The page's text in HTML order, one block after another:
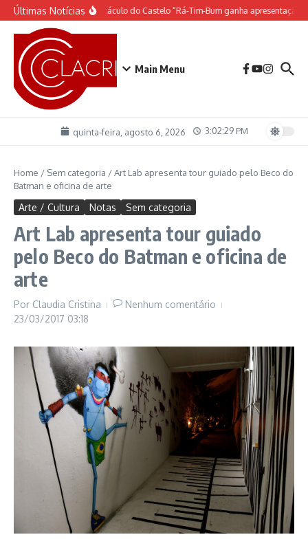
Ir para o conteúdo
Últimas NotíciasO espetáculo do Castelo “Rá-Tim-Bum ganha apresentação
Main Menu
quinta-feira, agosto 6, 2026 3:02:29 PM
Home / Sem categoria /Art Lab apresenta tour guiado pelo Beco do
Batman e oficina de arte
Arte / Cultura Notas Sem categoria
Art Lab apresenta tour guiado
pelo Beco do Batman e oficina de
arte
Por Claudia Cristina
Nenhum comentário
23/03/2017 03:18